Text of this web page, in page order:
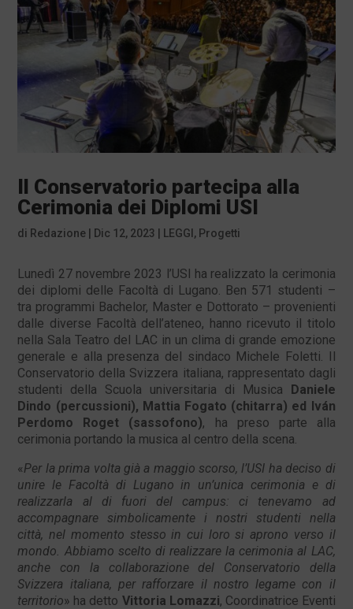
Il Conservatorio partecipa alla
Cerimonia dei Diplomi USI
di Redazione Dic 12, 2023 LEGGI , Progetti
Lunedì 27 novembre 2023 l’USI ha realizzato la cerimonia
dei diplomi delle Facoltà di Lugano. Ben 571 studenti –
tra programmi Bachelor, Master e Dottorato – provenienti
dalle diverse Facoltà dell’ateneo, hanno ricevuto il titolo
nella Sala Teatro del LAC in un clima di grande emozione
generale e alla presenza del sindaco Michele Foletti. Il
Conservatorio della Svizzera italiana, rappresentato dagli
studenti della Scuola universitaria di Musica Daniele
Dindo (percussioni), Mattia Fogato (chitarra) ed Iván
Perdomo Roget (sassofono), ha preso parte alla
cerimonia portando la musica al centro della scena.
«Per la prima volta già a maggio scorso, l’USI ha deciso di
unire le Facoltà di Lugano in un’unica cerimonia e di
realizzarla al di fuori del campus: ci tenevamo ad
accompagnare simbolicamente i nostri studenti nella
città, nel momento stesso in cui loro si aprono verso il
mondo. Abbiamo scelto di realizzare la cerimonia al LAC,
anche con la collaborazione del Conservatorio della
Svizzera italiana, per rafforzare il nostro legame con il
territorio» ha detto Vittoria Lomazzi, Coordinatrice Eventi